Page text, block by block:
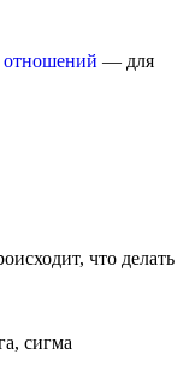
отношений — для
что делать